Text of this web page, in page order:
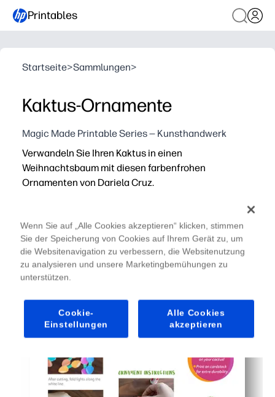
Printables
Startseite>Sammlungen>
Kaktus-Ornamente
Magic Made Printable Series — Kunsthandwerk
Verwandeln Sie Ihren Kaktus in einen
Weihnachtsbaum mit diesen farbenfrohen
Ornamenten von Dariela Cruz.
Sie drucken, schneiden und hängen in wenigen
Mit einem schnellen, praktischen Weihnachtsbasteln
Sie verleihen kleinen Räumen eine festliche Farbe —
Sie können so viele nachdrucken, wie Sie benötigen —
Wenn Sie auf „Alle Cookies akzeptieren“ klicken, stimmen
Sie der Speicherung von Cookies auf Ihrem Gerät zu, um
die Websitenavigation zu verbessern, die Websitenutzung
zu analysieren und unsere Marketingbemühungen zu
unterstützen.
Cookie-
Einstellungen
Alle Cookies
akzeptieren